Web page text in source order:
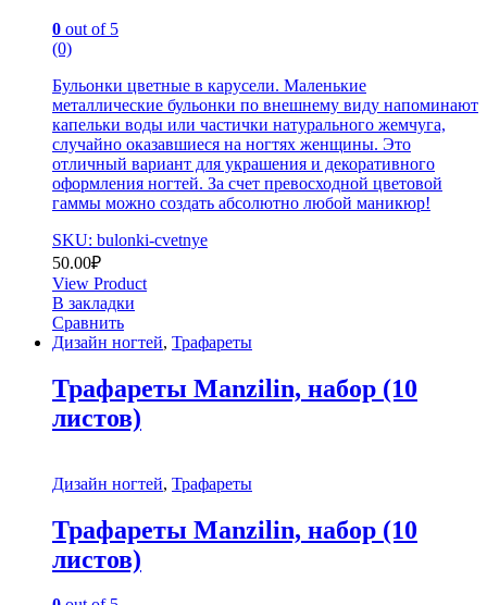
0 out of 5
(0)
Бульонки цветные в карусели. Маленькие
металлические бульонки по внешнему виду напоминают
капельки воды или частички натурального жемчуга,
случайно оказавшиеся на ногтях женщины. Это
отличный вариант для украшения и декоративного
оформления ногтей. За счет превосходной цветовой
гаммы можно создать абсолютно любой маникюр!
SKU: bulonki-cvetnye
50.00₽
View Product
В закладки
Сравнить
Дизайн ногтей, Трафареты
Трафареты Manzilin, набор (10
листов)
Дизайн ногтей, Трафареты
Трафареты Manzilin, набор (10
листов)